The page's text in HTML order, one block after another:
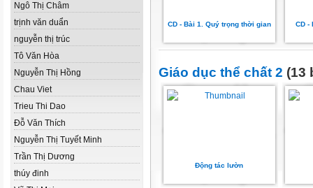
Ngô Thị Châm
trịnh văn duẩn
nguyễn thị trúc
Tô Văn Hòa
Nguyễn Thị Hồng
Chau Viet
Trieu Thi Dao
Đỗ Văn Thích
Nguyễn Thị Tuyết Minh
Trần Thị Dương
thúy đinh
CD - Bài 1. Quý trọng thời gian CD -
Giáo dục thể chất 2 (13
Động tác lườn